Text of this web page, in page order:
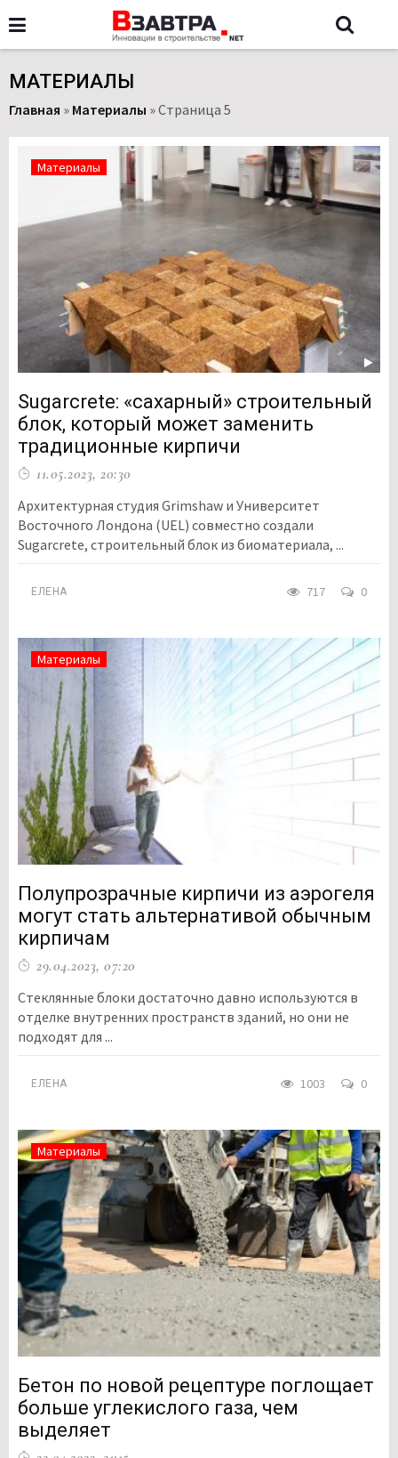
МАТЕРИАЛЫ
Главная » Материалы »Страница 5
Материалы
Sugarcrete: «сахарный» строительный
блок, который может заменить
традиционные кирпичи
11.05.2023, 20:30
Архитектурная студия Grimshaw и Университет
Восточного Лондона (UEL) совместно создали
Sugarcrete, строительный блок из биоматериала, ...
ЕЛЕНА 717 0
Материалы
Полупрозрачные кирпичи из аэрогеля
могут стать альтернативой обычным
кирпичам
29.04.2023, 07:20
Стеклянные блоки достаточно давно используются в
отделке внутренних пространств зданий, но они не
подходят для ...
ЕЛЕНА 1003 0
Материалы
Бетон по новой рецептуре поглощает
больше углекислого газа, чем
выделяет